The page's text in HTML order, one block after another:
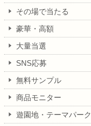
その場で当たる
豪華・高額
大量当選
SNS応募
無料サンプル
商品モニター
遊園地・テーマパーク